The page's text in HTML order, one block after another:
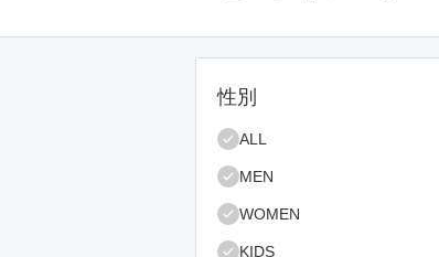
絞り込み条件
性別
ALL
MEN
WOMEN
KIDS